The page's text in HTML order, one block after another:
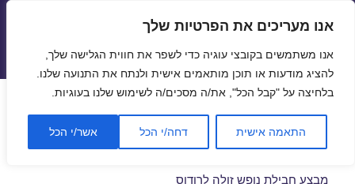
אנו מעריכים את הפרטיות שלך
אנו משתמשים בקובצי עוגיה כדי לשפר את חווית הגלישה שלך,
להציג מודעות או תוכן מותאמים אישית ולנתח את התנועה שלנו.
בלחיצה על "קבל הכל", את/ה מסכים/ה לשימוש שלנו בעוגיות.
התאמה אישית דחה/י הכל אשר/י הכל
תפריטים
ווידג'טים
דילים לרודוס באוקטובר
03/10/2015
מבצע חבילת נופש זולה לרודוס